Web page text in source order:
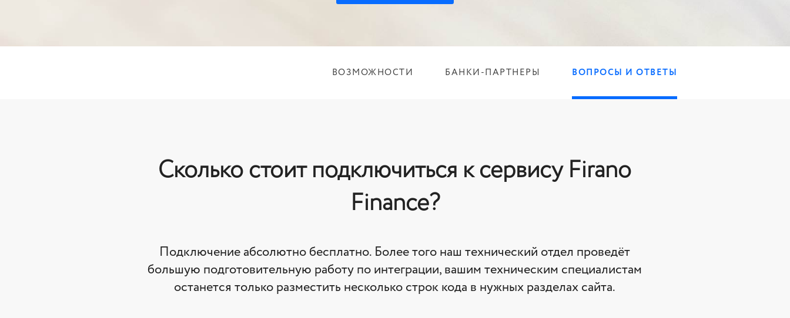
ВОЗМОЖНОСТИ БАНКИ-ПАРТНЕРЫ ВОПРОСЫ И ОТВЕТЫ
Сколько стоит подключиться к сервису Firano
Finance?
Подключение абсолютно бесплатно. Более того наш технический отдел проведёт
большую подготовительную работу по интеграции, вашим техническим специалистам
останется только разместить несколько строк кода в нужных разделах сайта.